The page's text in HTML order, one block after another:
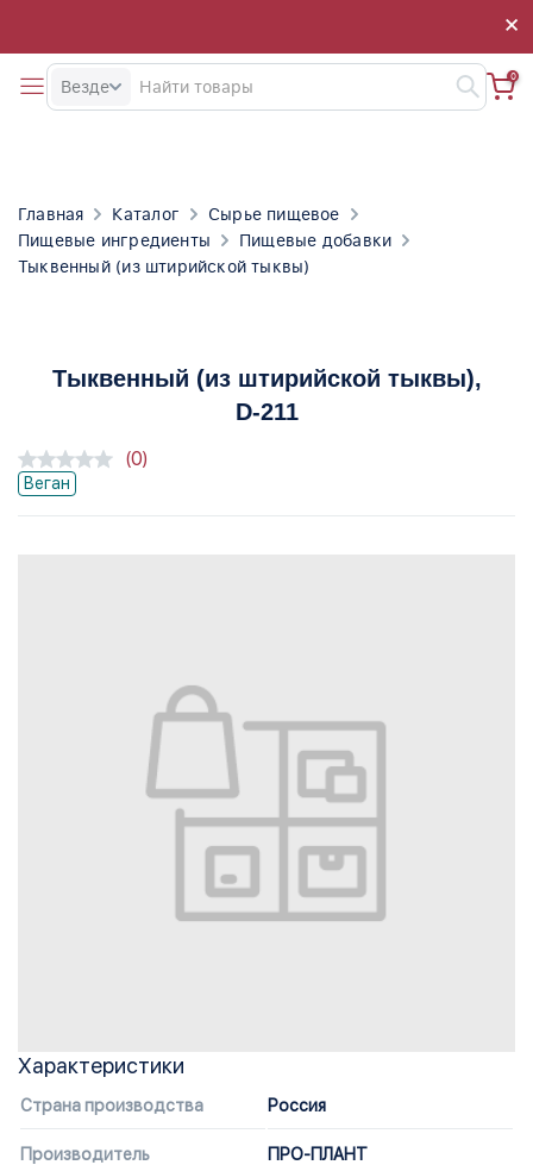
×
×
Везде
0
Главная Каталог
Сырье пищевое
Пищевые ингредиенты
Пищевые добавки
Тыквенный (из штирийской тыквы)
Тыквенный (из штирийской тыквы),
D-211
Веган
(0)
Характеристики
Страна производства Россия
Производитель ПРО-ПЛАНТ